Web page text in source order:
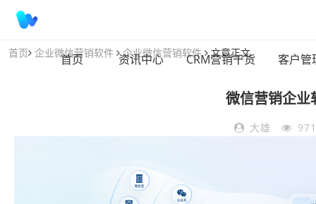
首页 资讯中心 CRM营销干货 客户管
首页 企业微信营销软件 企业微信营销软件 文章正文
微信营销企业
大雄